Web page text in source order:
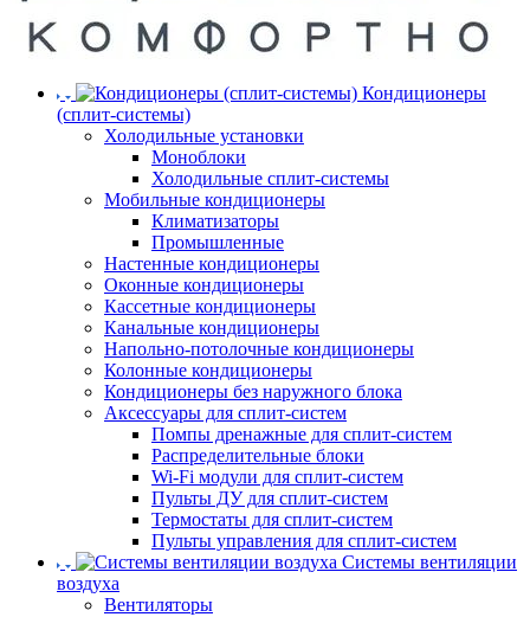
Кондиционеры
(сплит-системы)
Холодильные установки
Моноблоки
Холодильные сплит-системы
Мобильные кондиционеры
Климатизаторы
Промышленные
Настенные кондиционеры
Оконные кондиционеры
Кассетные кондиционеры
Канальные кондиционеры
Напольно-потолочные кондиционеры
Колонные кондиционеры
Кондиционеры без наружного блока
Аксессуары для сплит-систем
Помпы дренажные для сплит-систем
Распределительные блоки
Wi-Fi модули для сплит-систем
Пульты ДУ для сплит-систем
Термостаты для сплит-систем
Пульты управления для сплит-систем
Системы вентиляции
воздуха
Вентиляторы